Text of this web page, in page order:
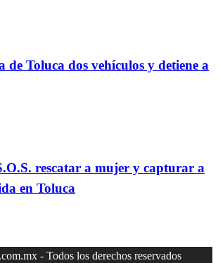
de Toluca dos vehículos y detiene a
rescatar a mujer y capturar a
en Toluca
- Todos los derechos reservados